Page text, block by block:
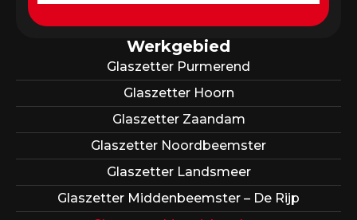
Werkgebied
Glaszetter Purmerend
Glaszetter Hoorn
Glaszetter Zaandam
Glaszetter Noordbeemster
Glaszetter Landsmeer
Glaszetter Middenbeemster – De Rijp